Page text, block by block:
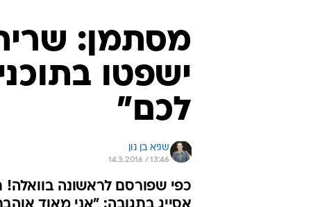
טלוויזיה מחו"ל
סדרות מומלצות
האח הגדול
מסתמן:
ישפטו
לכם"
שגיא בן נון
14.3.2016 / 13:46
כפי שפורסם לראשונה בוואלה!